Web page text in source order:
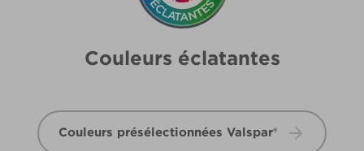
Couleurs éclatantes
Couleurs présélectionnées Valspar®